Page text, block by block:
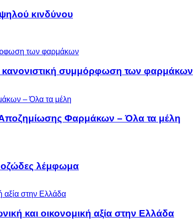
κινδύνου
κανονιστική συμμόρφωση των φαρμάκων
Αποζημίωσης Φαρμάκων – Όλα τα μέλη
οζώδες λέμφωμα
και οικονομική αξία στην Ελλάδα